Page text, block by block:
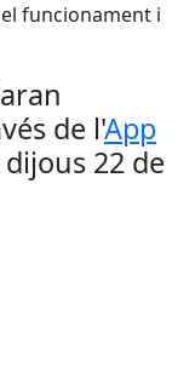
funcionament i
de l'App
22 de